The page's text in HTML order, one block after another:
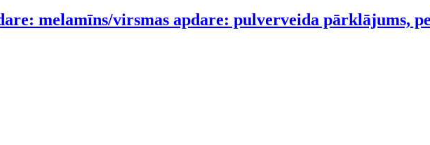
melamīns/virsmas apdare: pulverveida pārklājums,